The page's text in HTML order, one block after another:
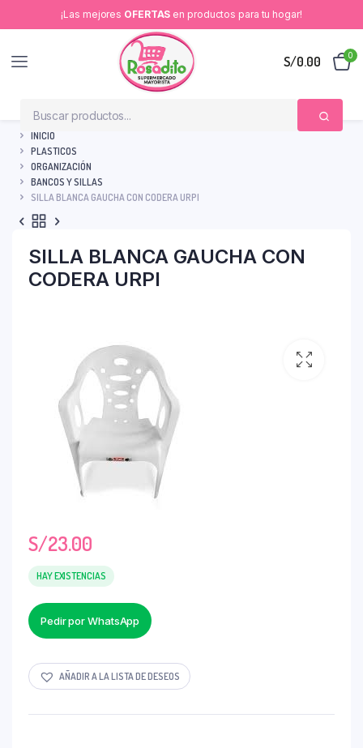
¡Las mejores OFERTAS en productos para tu hogar!
S/0.00 0
INICIO
PLASTICOS
ORGANIZACIÓN
BANCOS Y SILLAS
SILLA BLANCA GAUCHA CON CODERA URPI
SILLA BLANCA GAUCHA CON
CODERA URPI
S/23.00
HAY EXISTENCIAS
Pedir por WhatsApp
AÑADIR A LA LISTA DE DESEOS